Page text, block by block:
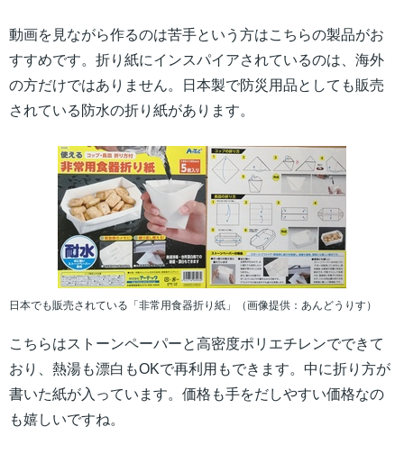
動画を見ながら作るのは苦手という方はこちらの製品がお
すすめです。折り紙にインスパイアされているのは、海外
の方だけではありません。日本製で防災用品としても販売
されている防水の折り紙があります。
日本でも販売されている「非常用食器折り紙」（画像提供：あんどうりす）
こちらはストーンペーパーと高密度ポリエチレンでできて
おり、熱湯も漂白もOKで再利用もできます。中に折り方が
書いた紙が入っています。価格も手をだしやすい価格なの
も嬉しいですね。